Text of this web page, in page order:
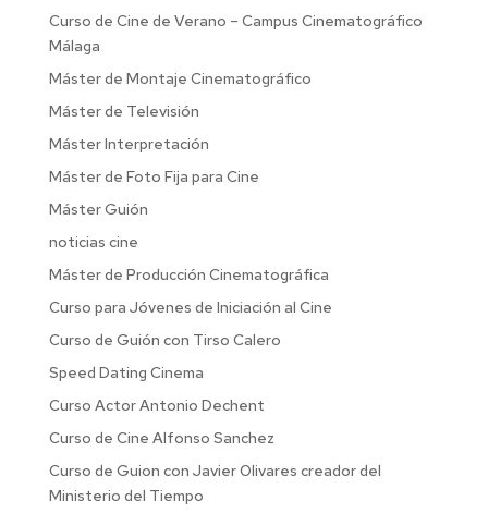
Curso de Cine de Verano – Campus Cinematográfico
Málaga
Máster de Montaje Cinematográfico
Máster de Televisión
Máster Interpretación
Máster de Foto Fija para Cine
Máster Guión
noticias cine
Máster de Producción Cinematográfica
Curso para Jóvenes de Iniciación al Cine
Curso de Guión con Tirso Calero
Speed Dating Cinema
Curso Actor Antonio Dechent
Curso de Cine Alfonso Sanchez
Curso de Guion con Javier Olivares creador del
Ministerio del Tiempo